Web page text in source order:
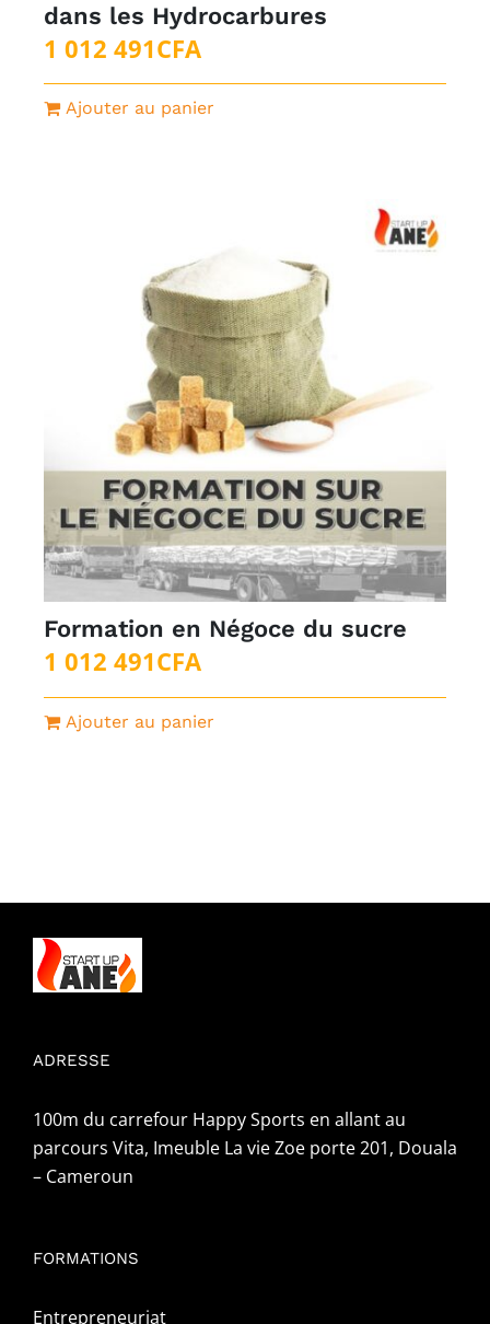
dans les Hydrocarbures
1 012 491CFA
Ajouter au panier
Formation en Négoce du sucre
1 012 491CFA
Ajouter au panier
ADRESSE
100m du carrefour Happy Sports en allant au
parcours Vita, Imeuble La vie Zoe porte 201, Douala
– Cameroun
FORMATIONS
Entrepreneuriat